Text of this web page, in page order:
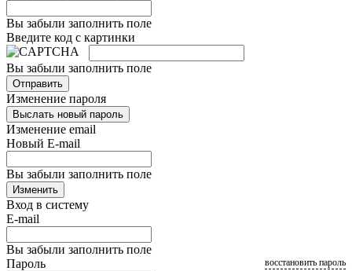
Вы забыли заполнить поле
Введите код с картинки
Вы забыли заполнить поле
Отправить
Изменение пароля
Выслать новый пароль
Изменение email
Новый E-mail
Вы забыли заполнить поле
Изменить
Вход в систему
E-mail
Вы забыли заполнить поле
Пароль
восстановить пароль